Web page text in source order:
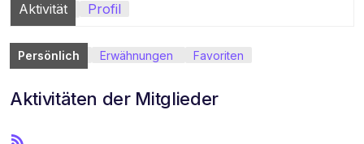
Aktivität Profil
Persönlich Erwähnungen Favoriten
Aktivitäten der Mitglieder